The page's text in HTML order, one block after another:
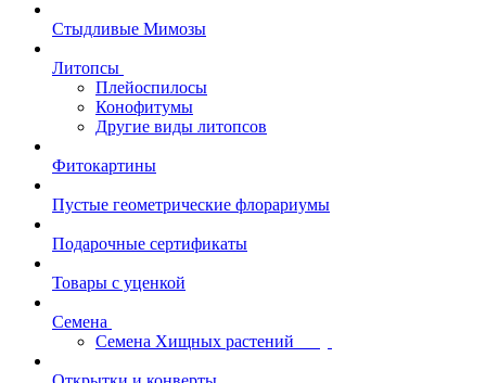
Стыдливые Мимозы
Литопсы
Плейоспилосы
Конофитумы
Другие виды литопсов
Фитокартины
Пустые геометрические флорариумы
Подарочные сертификаты
Товары с уценкой
Семена
Семена Хищных растений